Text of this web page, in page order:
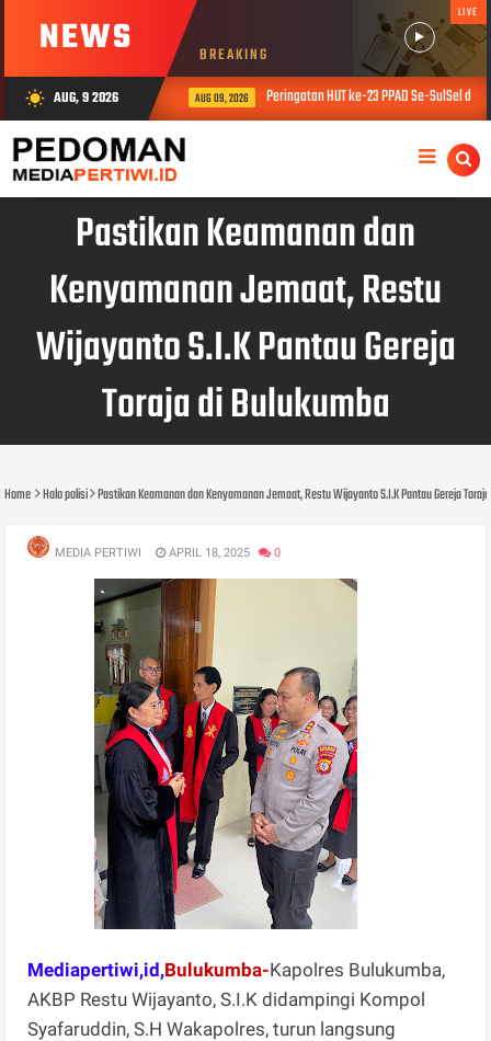
NEWS BREAKING
LIVE
wb_sunny AUG, 9 2026 AUG 09, 2026 Peringatan HUT ke-23 PPAD Se-SulSel
Pastikan Keamanan dan
Kenyamanan Jemaat, Restu
Wijayanto S.I.K Pantau Gereja
Toraja di Bulukumba
Home Halo polisi Pastikan Keamanan dan Kenyamanan Jemaat, Restu Wijayanto S.I.K Pantau Gereja
MEDIA PERTIWI APRIL 18, 2025 0
Mediapertiwi,id,Bulukumba-Kapolres Bulukumba,
AKBP Restu Wijayanto, S.I.K didampingi Kompol
Syafaruddin, S.H Wakapolres, turun langsung